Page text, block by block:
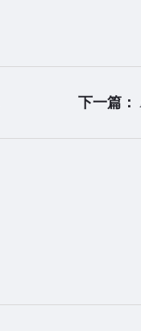
下一篇：